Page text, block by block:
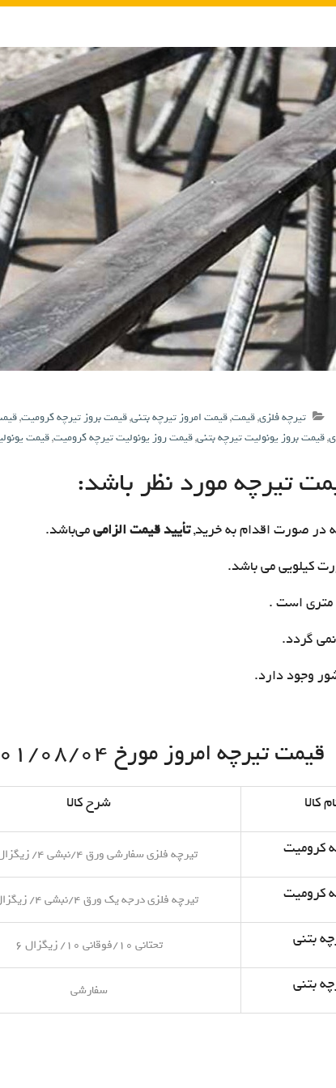
تیرچه فلزی,قیمت,قیمت امروز تیرچه بتنی,قیمت بروز تیرچه کرومیت,
,قیمت بروز یونولیت تیرچه بتنی,قیمت روز یونولیت تیرچه کرومیت,قیمت
تیرچه مورد نظر باشد:
در صورت اقدام به خرید,تأیید قیمت الزامیمی‌باشد.
کیلویی می باشد.
متری است .
گردد.
وجود دارد.
قیمت تیرچه امروز مورخ ۰۱/۰۸/۰۴
کالا شرح کالا
کرومیت تیرچه فلزی سفارشی ورق ۴/نبشی ۴/ زیگزال ۱۲
کرومیت تیرچه فلزی درجه یک ورق ۴/نبشی ۴/ زیگزال ۱۲
بتنی تحتانی ۱۰/فوقانی ۱۰/ زیگزال ۶
بتنی سفارشی